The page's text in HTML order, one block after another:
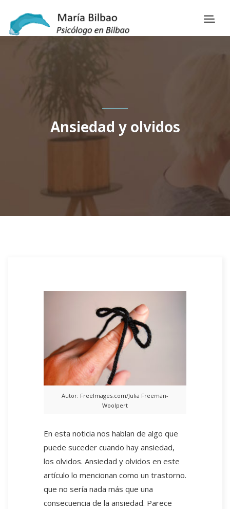
Ansiedad y olvidos
Autor: FreeImages.com/Julia Freeman-
Woolpert
En esta noticia nos hablan de algo que
puede suceder cuando hay ansiedad,
los olvidos. Ansiedad y olvidos en este
artículo lo mencionan como un trastorno.
que no sería nada más que una
consecuencia de la ansiedad. Parece